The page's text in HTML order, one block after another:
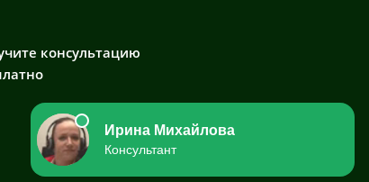
консультацию